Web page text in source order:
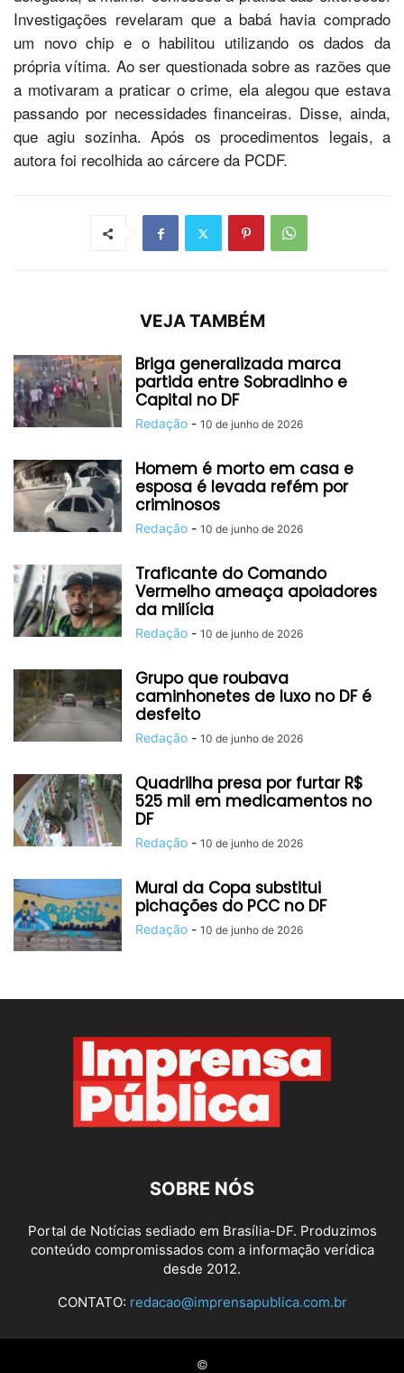
Investigações revelaram que a babá havia comprado
um novo chip e o habilitou utilizando os dados da
própria vítima. Ao ser questionada sobre as razões que
a motivaram a praticar o crime, ela alegou que estava
passando por necessidades financeiras. Disse, ainda,
que agiu sozinha. Após os procedimentos legais, a
autora foi recolhida ao cárcere da PCDF.
VEJA TAMBÉM
Briga generalizada marca
partida entre Sobradinho e
Capital no DF
Redação - 10 de junho de 2026
Homem é morto em casa e
esposa é levada refém por
criminosos
Redação - 10 de junho de 2026
Traficante do Comando
Vermelho ameaça apoiadores
da milícia
Redação - 10 de junho de 2026
Grupo que roubava
caminhonetes de luxo no DF é
desfeito
Redação - 10 de junho de 2026
Quadrilha presa por furtar R$
525 mil em medicamentos no
DF
Redação - 10 de junho de 2026
Mural da Copa substitui
pichações do PCC no DF
Redação - 10 de junho de 2026
SOBRE NÓS
Portal de Notícias sediado em Brasília-DF. Produzimos
conteúdo compromissados com a informação verídica
desde 2012.
CONTATO: redacao@imprensapublica.com.br
©